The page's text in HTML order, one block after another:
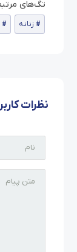
زنانه
نظرات